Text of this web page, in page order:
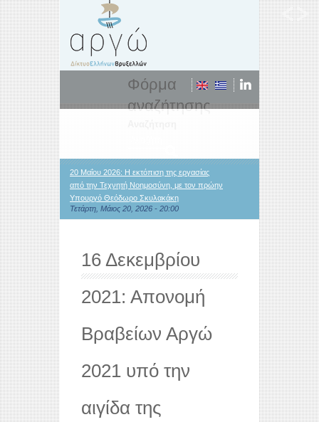
Φόρμα
αναζήτησης
20 Μαΐου 2026: Η εκτόπιση της εργασίας
από την Τεχνητή Νοημοσύνη, με τον πρώην
Υπουργό Θεόδωρο Σκυλακάκη
Τετάρτη, Μάιος 20, 2026 - 20:00
16 Δεκεμβρίου
2021: Απονομή
Βραβείων Αργώ
2021 υπό την
αιγίδα της